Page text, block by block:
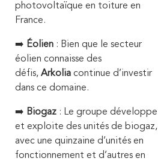
photovoltaïque en toiture en
France.
➡️ Éolien : Bien que le secteur
éolien connaisse des
défis, Arkolia continue d’investir
dans ce domaine.
➡️ Biogaz : Le groupe développe
et exploite des unités de biogaz,
avec une quinzaine d’unités en
fonctionnement et d’autres en